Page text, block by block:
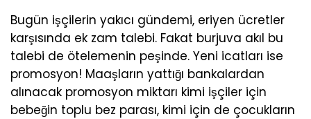
Bugün işçilerin yakıcı gündemi, eriyen ücretler
karşısında ek zam talebi. Fakat burjuva akıl bu
talebi de ötelemenin peşinde. Yeni icatları ise
promosyon! Maaşların yattığı bankalardan
alınacak promosyon miktarı kimi işçiler için
bebeğin toplu bez parası, kimi için de çocukların